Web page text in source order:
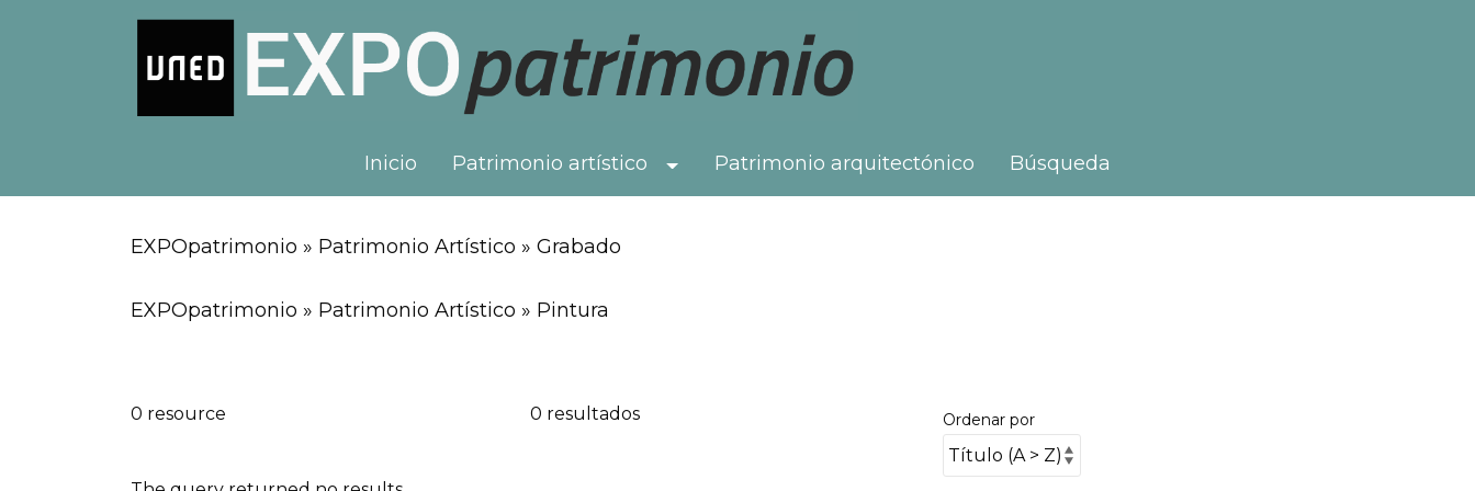
Inicio Patrimonio artístico Toggle Dropdown
Patrimonio arquitectónico Búsqueda
EXPOpatrimonio » Patrimonio Artístico » Grabado
EXPOpatrimonio » Patrimonio Artístico » Pintura
0 resource 0 resultados Ordenar por